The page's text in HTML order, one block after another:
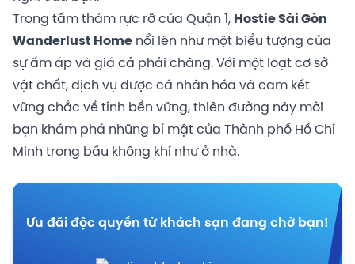
Trong tấm thảm rực rỡ của Quận 1, Hostie Sài Gòn
Wanderlust Home nổi lên như một biểu tượng của
sự ấm áp và giá cả phải chăng. Với một loạt cơ sở
vật chất, dịch vụ được cá nhân hóa và cam kết
vững chắc về tính bền vững, thiên đường này mời
bạn khám phá những bí mật của Thành phố Hồ Chí
Minh trong bầu không khí như ở nhà.
Ưu đãi độc quyền từ khách sạn đang chờ bạn!